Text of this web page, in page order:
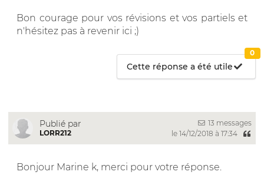
Bon courage pour vos révisions et vos partiels et
n'hésitez pas à revenir ici ;)
Cette réponse a été utile
0
Publié par
LORR212
13 messages
le 14/12/2018 à 17:34
Bonjour Marine k, merci pour votre réponse.